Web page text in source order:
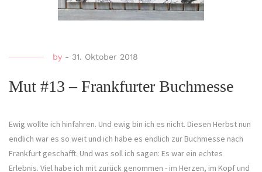
by - 31. Oktober 2018
Mut #13 – Frankfurter Buchmesse
Ewig wollte ich hinfahren. Und ewig bin ich es nicht. Diesen Herbst nun
endlich war es so weit und ich habe es endlich zur Buchmesse nach
Frankfurt geschafft. Und was soll ich sagen: Es war ein echtes
Erlebnis. Viel habe ich mit zurück genommen - im Herzen, im Kopf und